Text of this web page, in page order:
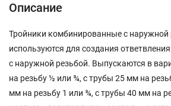
Описание
Тройники комбинированные с наружной
используются для создания
с наружной резьбой. Выпускаются в
на резьбу ½ или ¾, с трубы 25 мм на
мм на резьбу 1 или ¾, с трубы 40 мм на